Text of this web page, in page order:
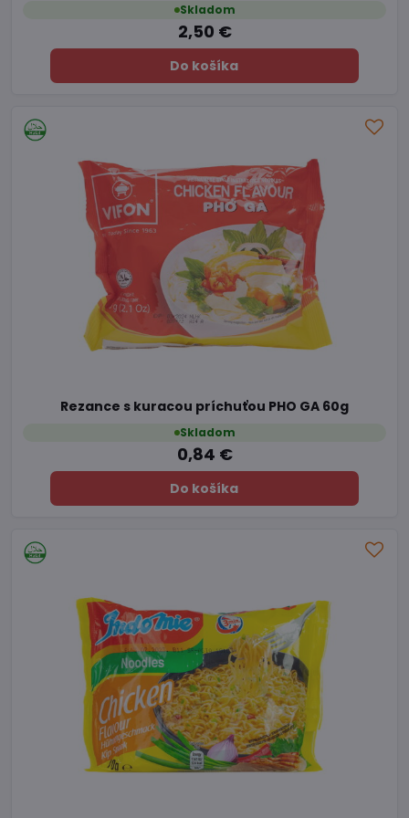
Skladom
2,50 €
Do košíka
Rezance s kuracou príchuťou PHO GA 60g
Skladom
0,84 €
Do košíka